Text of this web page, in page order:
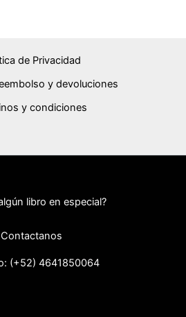
de Privacidad
y devoluciones
y condiciones
libro en especial?
Contactanos
(+52) 4641850064